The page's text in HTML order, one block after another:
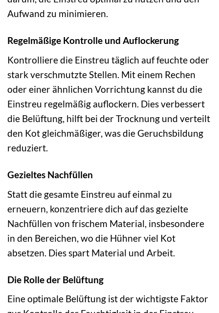
Aufwand zu minimieren.
Regelmäßige Kontrolle und Auflockerung
Kontrolliere die Einstreu täglich auf feuchte oder
stark verschmutzte Stellen. Mit einem Rechen
oder einer ähnlichen Vorrichtung kannst du die
Einstreu regelmäßig auflockern. Dies verbessert
die Belüftung, hilft bei der Trocknung und verteilt
den Kot gleichmäßiger, was die Geruchsbildung
reduziert.
Gezieltes Nachfüllen
Statt die gesamte Einstreu auf einmal zu
erneuern, konzentriere dich auf das gezielte
Nachfüllen von frischem Material, insbesondere
in den Bereichen, wo die Hühner viel Kot
absetzen. Dies spart Material und Arbeit.
Die Rolle der Belüftung
Eine optimale Belüftung ist der wichtigste Faktor